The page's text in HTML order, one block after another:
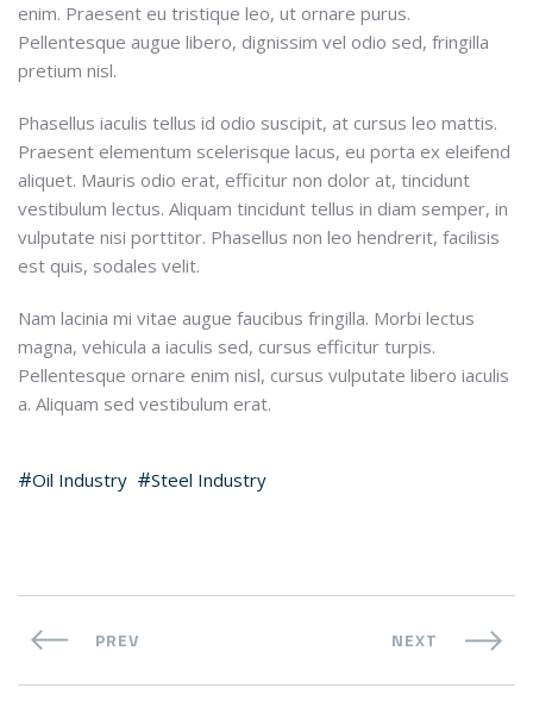
enim. Praesent eu tristique leo, ut ornare purus.
Pellentesque augue libero, dignissim vel odio sed, fringilla
pretium nisl.
Phasellus iaculis tellus id odio suscipit, at cursus leo mattis.
Praesent elementum scelerisque lacus, eu porta ex eleifend
aliquet. Mauris odio erat, efficitur non dolor at, tincidunt
vestibulum lectus. Aliquam tincidunt tellus in diam semper, in
vulputate nisi porttitor. Phasellus non leo hendrerit, facilisis
est quis, sodales velit.
Nam lacinia mi vitae augue faucibus fringilla. Morbi lectus
magna, vehicula a iaculis sed, cursus efficitur turpis.
Pellentesque ornare enim nisl, cursus vulputate libero iaculis
a. Aliquam sed vestibulum erat.
Oil Industry Steel Industry
PREV NEXT